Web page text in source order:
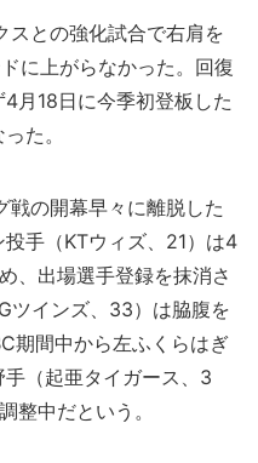
との強化試合で右肩を
に上がらなかった。回復
月18日に今季初登板した
た。
の開幕早々に離脱した
手（KTウィズ、21）は4
、出場選手登録を抹消さ
ツインズ、33）は脇腹を
期間中から左ふくらはぎ
（起亜タイガース、3
整中だという。